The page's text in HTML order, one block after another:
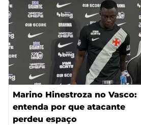
Marino Hinestroza no Vasco:
entenda por que atacante
perdeu espaço